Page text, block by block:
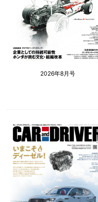
2026年8月号